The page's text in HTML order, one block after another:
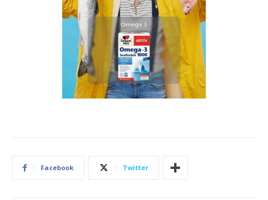
Facebook Twitter